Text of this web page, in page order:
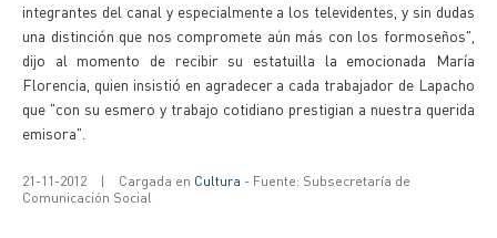
integrantes del canal y especialmente a los televidentes, y sin dudas
una distinción que nos compromete aún más con los formoseños",
dijo al momento de recibir su estatuilla la emocionada María
Florencia, quien insistió en agradecer a cada trabajador de Lapacho
que "con su esmero y trabajo cotidiano prestigian a nuestra querida
emisora".
21-11-2012 | Cargada en Cultura - Fuente: Subsecretaría de
Comunicación Social